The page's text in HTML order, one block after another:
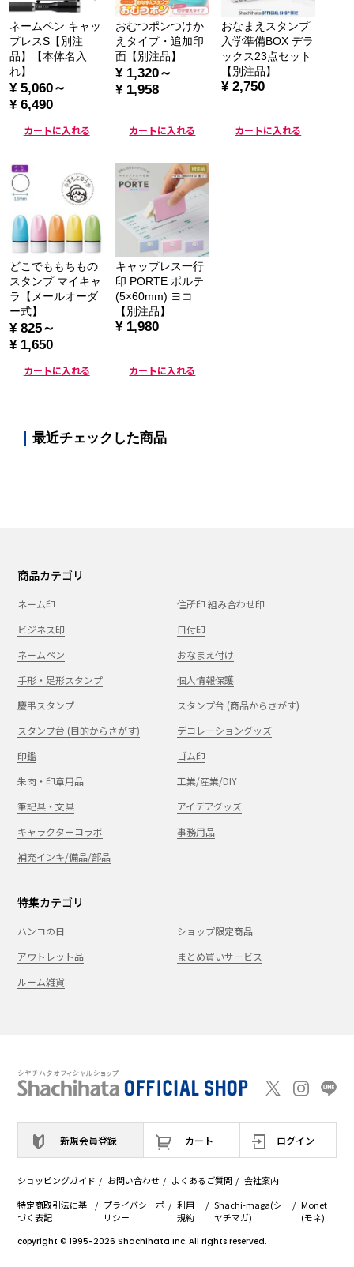
ネームペン キャッ
プレスS【別注
品】【本体名入
れ】
¥ 5,060～
¥ 6,490
カートに入れる
おむつポンつけか
えタイプ・追加印
面【別注品】
¥ 1,320～
¥ 1,958
カートに入れる
おなまえスタンプ
入学準備BOX デラ
ックス23点セット
【別注品】
¥ 2,750
カートに入れる
どこでももちもの
スタンプ マイキャ
ラ【メールオーダ
ー式】
¥ 825～
¥ 1,650
カートに入れる
キャップレス一行
印 PORTE ポルテ
(5×60mm) ヨコ
【別注品】
¥ 1,980
カートに入れる
最近チェックした商品
商品カテゴリ
ネーム印
住所印 組み合わせ印
ビジネス印
日付印
ネームペン
おなまえ付け
手形・足形スタンプ
個人情報保護
慶弔スタンプ
スタンプ台 (商品からさがす)
スタンプ台 (目的からさがす)
デコレーショングッズ
印鑑
ゴム印
朱肉・印章用品
工業/産業/DIY
筆記具・文具
アイデアグッズ
キャラクターコラボ
事務用品
補充インキ/備品/部品
特集カテゴリ
ハンコの日
ショップ限定商品
アウトレット品
まとめ買いサービス
ルーム雑貨
新規会員登録 カート ログイン
ショッピングガイド お問い合わせ よくあるご質問
会社案内
特定商取引法に基
づく表記
プライバシーポ
リシー
利用
規約
Shachi-maga(シ
ヤチマガ)
Monet
(モネ)
copyright © 1995-2026 Shachihata Inc. All rights reserved.